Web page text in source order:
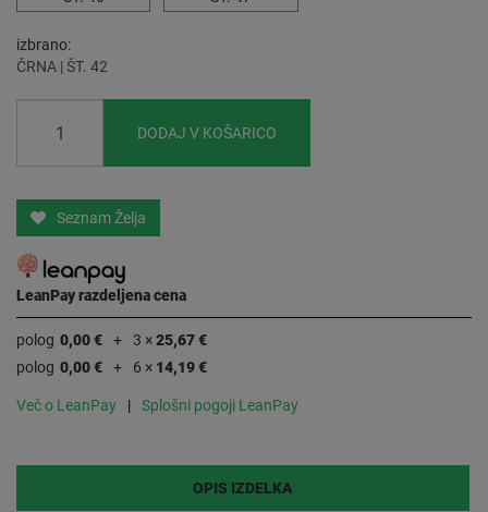
izbrano
ČRNA | ŠT. 42
DODAJ V KOŠARICO
Seznam Želja
LeanPay razdeljena cena
polog 0,00 € 3 ×25,67 €
polog 0,00 € 6 × 14,19 €
Več o LeanPay Splošni pogoji LeanPay
OPIS IZDELKA